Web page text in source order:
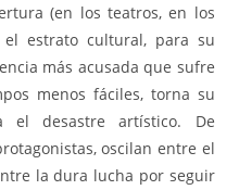
(en los teatros, en los
el estrato cultural, para su
más acusada que sufre
menos fáciles, torna su
desastre artístico. De
oscilan entre el
la dura lucha por seguir